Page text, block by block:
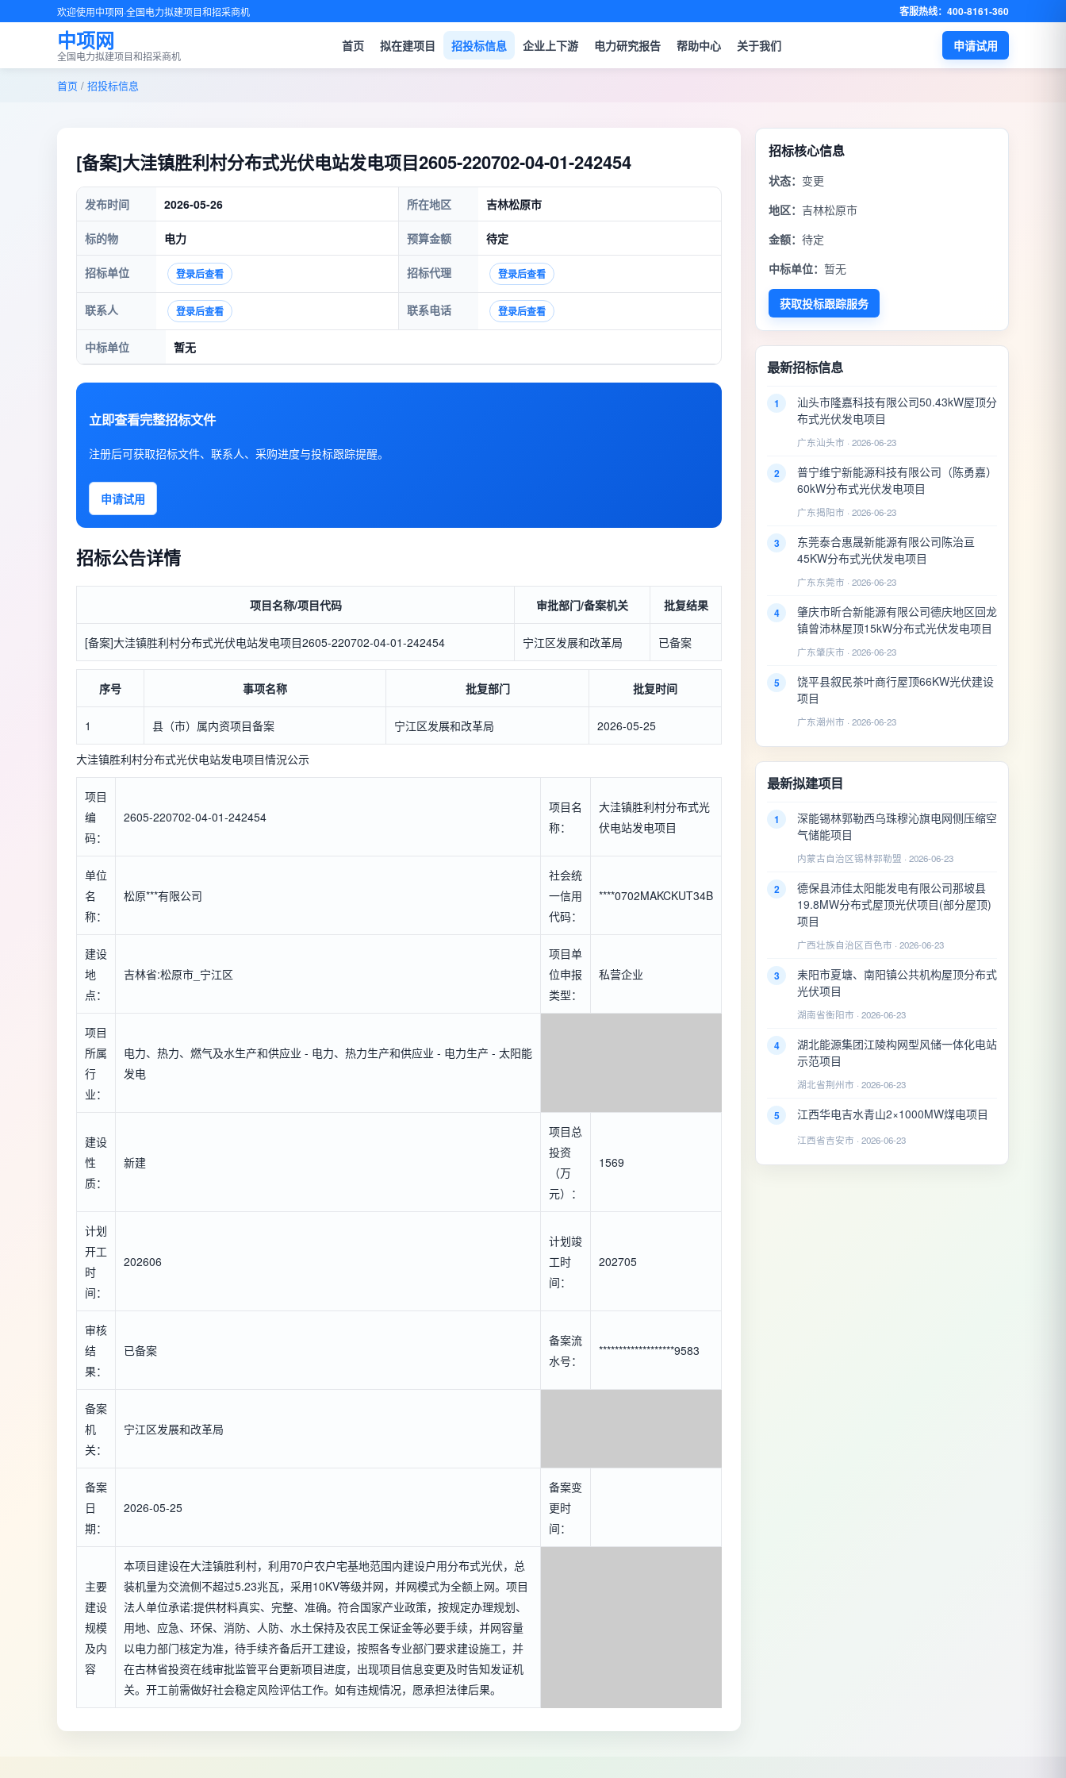
欢迎使用中项网·全国电力拟建项目和招采商机 客服热线：400-8161-360
中项网
全国电力拟建项目和招采商机
首页 拟在建项目 招投标信息 企业上下游 电力研究报告 帮助中心 关于我们 申请试用
首页 / 招投标信息
[备案]大洼镇胜利村分布式光伏电站发电项目2605-220702-04-01-242454
发布时间 2026-05-26 所在地区 吉林松原市
标的物 电力 预算金额 待定
招标单位 登录后查看 招标代理 登录后查看
联系人 登录后查看 联系电话 登录后查看
中标单位 暂无
立即查看完整招标文件
注册后可获取招标文件、联系人、采购进度与投标跟踪提醒。
申请试用
招标公告详情
项目名称/项目代码 审批部门/备案机关 批复结果
[备案]大洼镇胜利村分布式光伏电站发电项目2605-220702-04-01-242454 宁江区发展和改革局 已备案
序号 事项名称 批复部门 批复时间
1 县（市）属内资项目备案 宁江区发展和改革局 2026-05-25
大洼镇胜利村分布式光伏电站发电项目情況公示
项目
编
码：
2605-220702-04-01-242454
项目名
称：
大洼镇胜利村分布式光
伏电站发电项目
单位
名
称：
松原***有限公司
社会统
一信用
代码：
****0702MAKCKUT34B
建设
地
点：
吉林省:松原市_宁江区
项目单
位申报
类型：
私营企业
项目
所属
行
业：
电力、热力、燃气及水生产和供应业 - 电力、热力生产和供应业 - 电力生产 - 太阳能
发电
建设
性
质：
新建
项目总
投资
（万
元）：
1569
计划
开工
时
间：
202606
计划竣
工时
间：
202705
审核
结
果：
已备案
备案流
水号：
*******************9583
备案
机
关：
宁江区发展和改革局
备案
日
期：
2026-05-25
备案变
更时
间：
主要
建设
规模
及内
容
本项目建设在大洼镇胜利村，利用70户农户宅基地范围内建设户用分布式光伏，总
装机量为交流侧不超过5.23兆瓦，采用10KV等级并网，并网模式为全额上网。项目
法人单位承诺:提供材料真实、完整、准确。符合国家产业政策，按规定办理规划、
用地、应急、环保、消防、人防、水土保持及农民工保证金等必要手续，并网容量
以电力部门核定为准，待手续齐备后开工建设，按照各专业部门要求建设施工，并
在古林省投资在线审批监管平台更新项目进度，出现项目信息变更及时告知发证机
关。开工前需做好社会稳定风险评估工作。如有违规情况，愿承担法律后果。
招标核心信息
状态： 变更
地区： 吉林松原市
金额： 待定
中标单位： 暂无
获取投标跟踪服务
最新招标信息
1
汕头市隆嘉科技有限公司50.43kW屋顶分
布式光伏发电项目
广东汕头市 · 2026-06-23
2
普宁维宁新能源科技有限公司（陈勇嘉）
60kW分布式光伏发电项目
广东揭阳市 · 2026-06-23
3
东莞泰合惠晟新能源有限公司陈治亘
45KW分布式光伏发电项目
广东东莞市 · 2026-06-23
4
肇庆市昕合新能源有限公司德庆地区回龙
镇曾沛林屋顶15kW分布式光伏发电项目
广东肇庆市 · 2026-06-23
5
饶平县叙民茶叶商行屋顶66KW光伏建设
项目
广东潮州市 · 2026-06-23
最新拟建项目
1
深能锡林郭勒西乌珠穆沁旗电网侧压缩空
气储能项目
内蒙古自治区锡林郭勒盟 · 2026-06-23
2
德保县沛佳太阳能发电有限公司那坡县
19.8MW分布式屋顶光伏项目(部分屋顶)
项目
广西壮族自治区百色市 · 2026-06-23
3
耒阳市夏塘、南阳镇公共机构屋顶分布式
光伏项目
湖南省衡阳市 · 2026-06-23
4
湖北能源集团江陵构网型风储一体化电站
示范项目
湖北省荆州市 · 2026-06-23
5 江西华电吉水青山2×1000MW煤电项目
江西省吉安市 · 2026-06-23